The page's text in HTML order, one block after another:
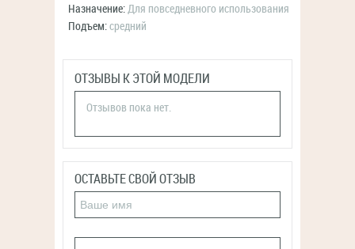
Назначение:Для повседневного использования
Подъем:средний
ОТЗЫВЫ К ЭТОЙ МОДЕЛИ
Отзывов пока нет.
ОСТАВЬТЕ СВОЙ ОТЗЫВ